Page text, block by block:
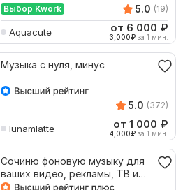
Выбор Kwork 5.0 (19)
Aquacute от 6 000 ₽
3,000₽ за 1 мин.
Музыка с нуля, минус
5.0 (372)
lunamlatte от 1 000 ₽
4,000₽ за 1 мин.
Сочиню фоновую музыку для
ваших видео, рекламы, ТВ и
YouTube